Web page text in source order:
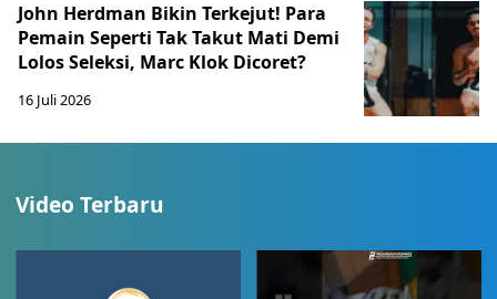
John Herdman Bikin Terkejut! Para
Pemain Seperti Tak Takut Mati Demi
Lolos Seleksi, Marc Klok Dicoret?
16 Juli 2026
Video Terbaru